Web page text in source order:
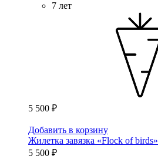
7 лет
5 500 ₽
Добавить в корзину
Жилетка завязка «Flock of birds»
5 500 ₽